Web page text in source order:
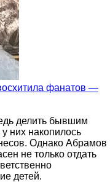
фанатов —
делить бывшим
них накопилось
Однако Абрамов
не только отдать
детей.